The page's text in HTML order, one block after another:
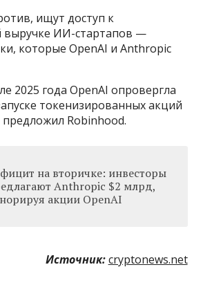
ищут доступ к
выручке ИИ-стартапов —
которые OpenAI и Anthropic
2025 года OpenAI опровергла
токенизированных акций
Robinhood.
на вторичке: инвесторы
Anthropic $2 млрд,
акции OpenAI
Источник: cryptonews.net